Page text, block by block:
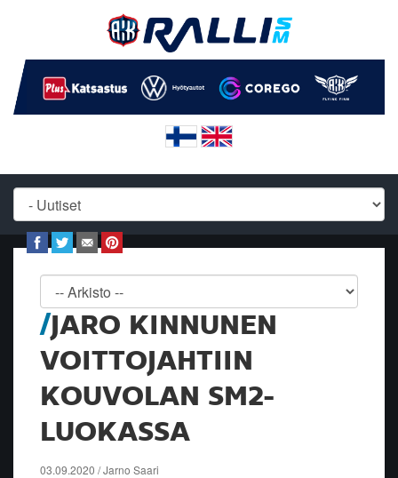
JARO KINNUNEN
VOITTOJAHTIIN
KOUVOLAN SM2-
LUOKASSA
03.09.2020 / Jarno Saari